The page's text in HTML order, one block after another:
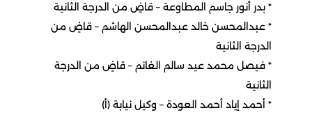
٭ بدر أنور جاسم المطاوعة – قاضٍ من الدرجة الثانية
٭ عبدالمحسن خالد عبدالمحسن الهاشم – قاضٍ من
الدرجة الثانية
٭ فيصل محمد عيد سالم الغانم – قاضٍ من الدرجة
الثانية
٭ أحمد إياد أحمد العودة – وكيل نيابة (أ)